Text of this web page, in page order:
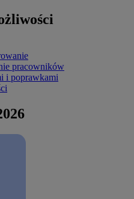
pracowników
i poprawkami